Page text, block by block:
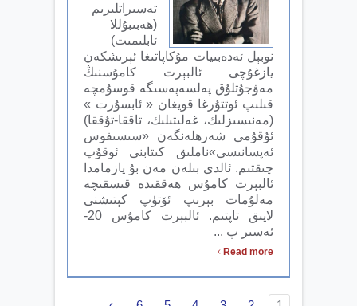
تەسىراتلىرىم
(ھەبىبۇللا
ئابلىمىت)
نوبېل ئەدەبىيات مۇكاپاتىغا ئېرىشكەن
يازغۇچى ئالبېرت كامۇسنىڭ
مەۋجۇتلۇق پەلسەپەسىگە قوسۇمچە
قىلىپ ئوتتۇرغا قويغان « ئابسۇرت »
(مەنىسىزلىك، غەلىتىلىك، تاققا-تۇققا)
ئۇقۇمى شەرھلەنگەن «سىسىفوس
ئەپسانىسى»ناملىق كىتابنى ئوقۇپ
چىقتىم. ئالدى بىلەن مەن بۇ يازمامدا
ئالبېرت كامۇس ھەققىدە قىسقىچە
مەلۇمات بېرىپ ئۆتۈپ كېتىشنى
لايىق تاپتىم. ئالبېرت كامۇس 20-
ئەسىر پ ...
Read more
›